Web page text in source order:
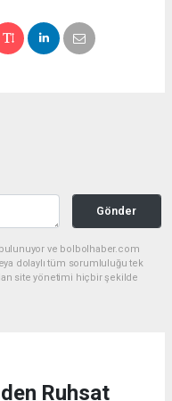
Gönder
ve bolbolhaber.com
dolaylı tüm sorumluluğu tek
site yönetimi hiçbir şekilde
Ruhsat